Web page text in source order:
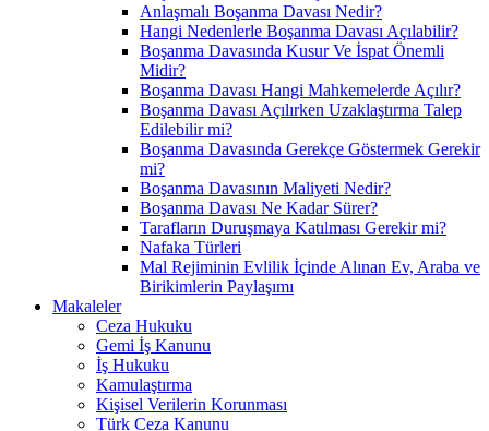
Anlaşmalı Boşanma Davası Nedir?
Hangi Nedenlerle Boşanma Davası Açılabilir?
Boşanma Davasında Kusur Ve İspat Önemli
Midir?
Boşanma Davası Hangi Mahkemelerde Açılır?
Boşanma Davası Açılırken Uzaklaştırma Talep
Edilebilir mi?
Boşanma Davasında Gerekçe Göstermek Gerekir
mi?
Boşanma Davasının Maliyeti Nedir?
Boşanma Davası Ne Kadar Sürer?
Tarafların Duruşmaya Katılması Gerekir mi?
Nafaka Türleri
Mal Rejiminin Evlilik İçinde Alınan Ev, Araba ve
Birikimlerin Paylaşımı
Makaleler
Ceza Hukuku
Gemi İş Kanunu
İş Hukuku
Kamulaştırma
Kişisel Verilerin Korunması
Türk Ceza Kanunu